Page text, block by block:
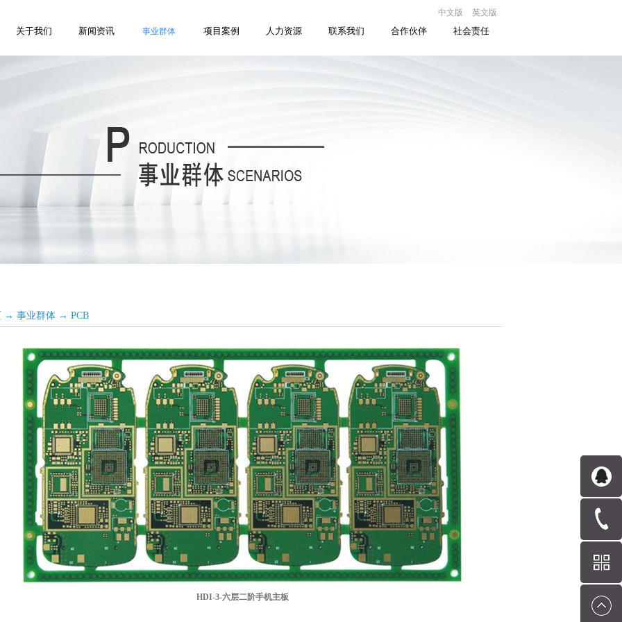
中文版 英文版
关于我们 新闻资讯 事业群体 项目案例 人力资源 联系我们 合作伙伴 社会责任
→ 事业群体 → PCB
HDI-3-六层二阶手机主板